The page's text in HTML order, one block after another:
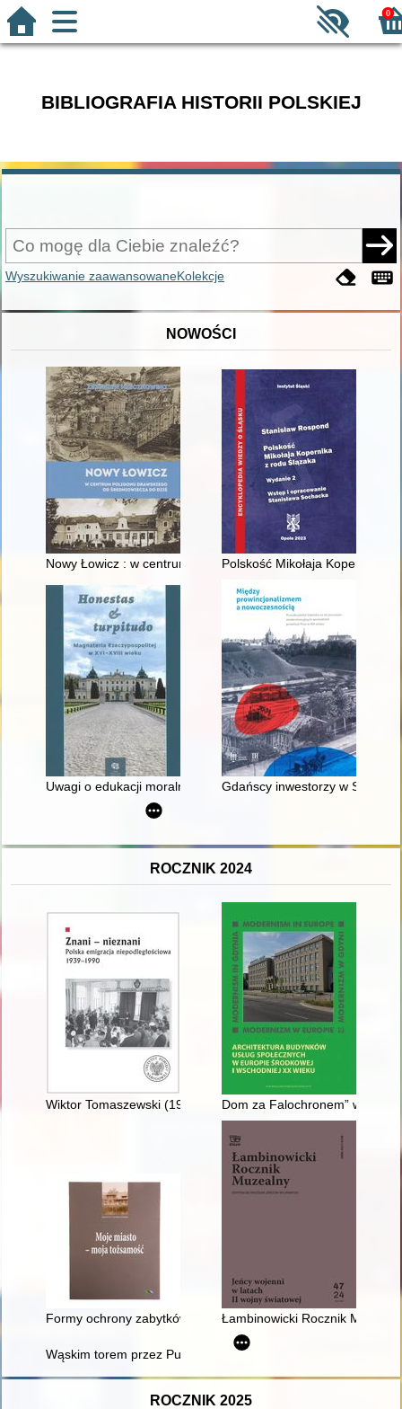
0
BIBLIOGRAFIA HISTORII POLSKIEJ
Wyszukiwanie zaawansowaneKolekcje
NOWOŚCI
Nowy Łowicz : w centrum poligonu drawskiego od
Polskość Mikołaja Kopernika z
Uwagi o edukacji moralnej synów szlacheckich w XVI-
Gdańscy inwestorzy w
ROCZNIK 2024
Wiktor Tomaszewski (1907-1995) : szkic do portretu
Dom za Falochronem” w
Formy ochrony zabytków w ZakopanemŁambinowicki Rocznik
Wąskim torem przez Puszczę Sandomierską
ROCZNIK 2025